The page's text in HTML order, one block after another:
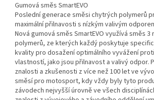
Gumová směs SmartEVO
Poslední generace směsi chytrých polymerů
maximální přilnavosti s nízkým valivým
Nová gumová směs SmartEVO využívá směs 3
polymerů, ze kterých každý poskytuje
kvality pro dosažení optimálního vyvážení
vlastností, jako jsou přilnavost a valivý odpor.
znalosti a zkušenosti z více než 100 let ve
směsí pro motosport, kdy vždy byly tyto
závodech nejvyšší úrovně ve všech